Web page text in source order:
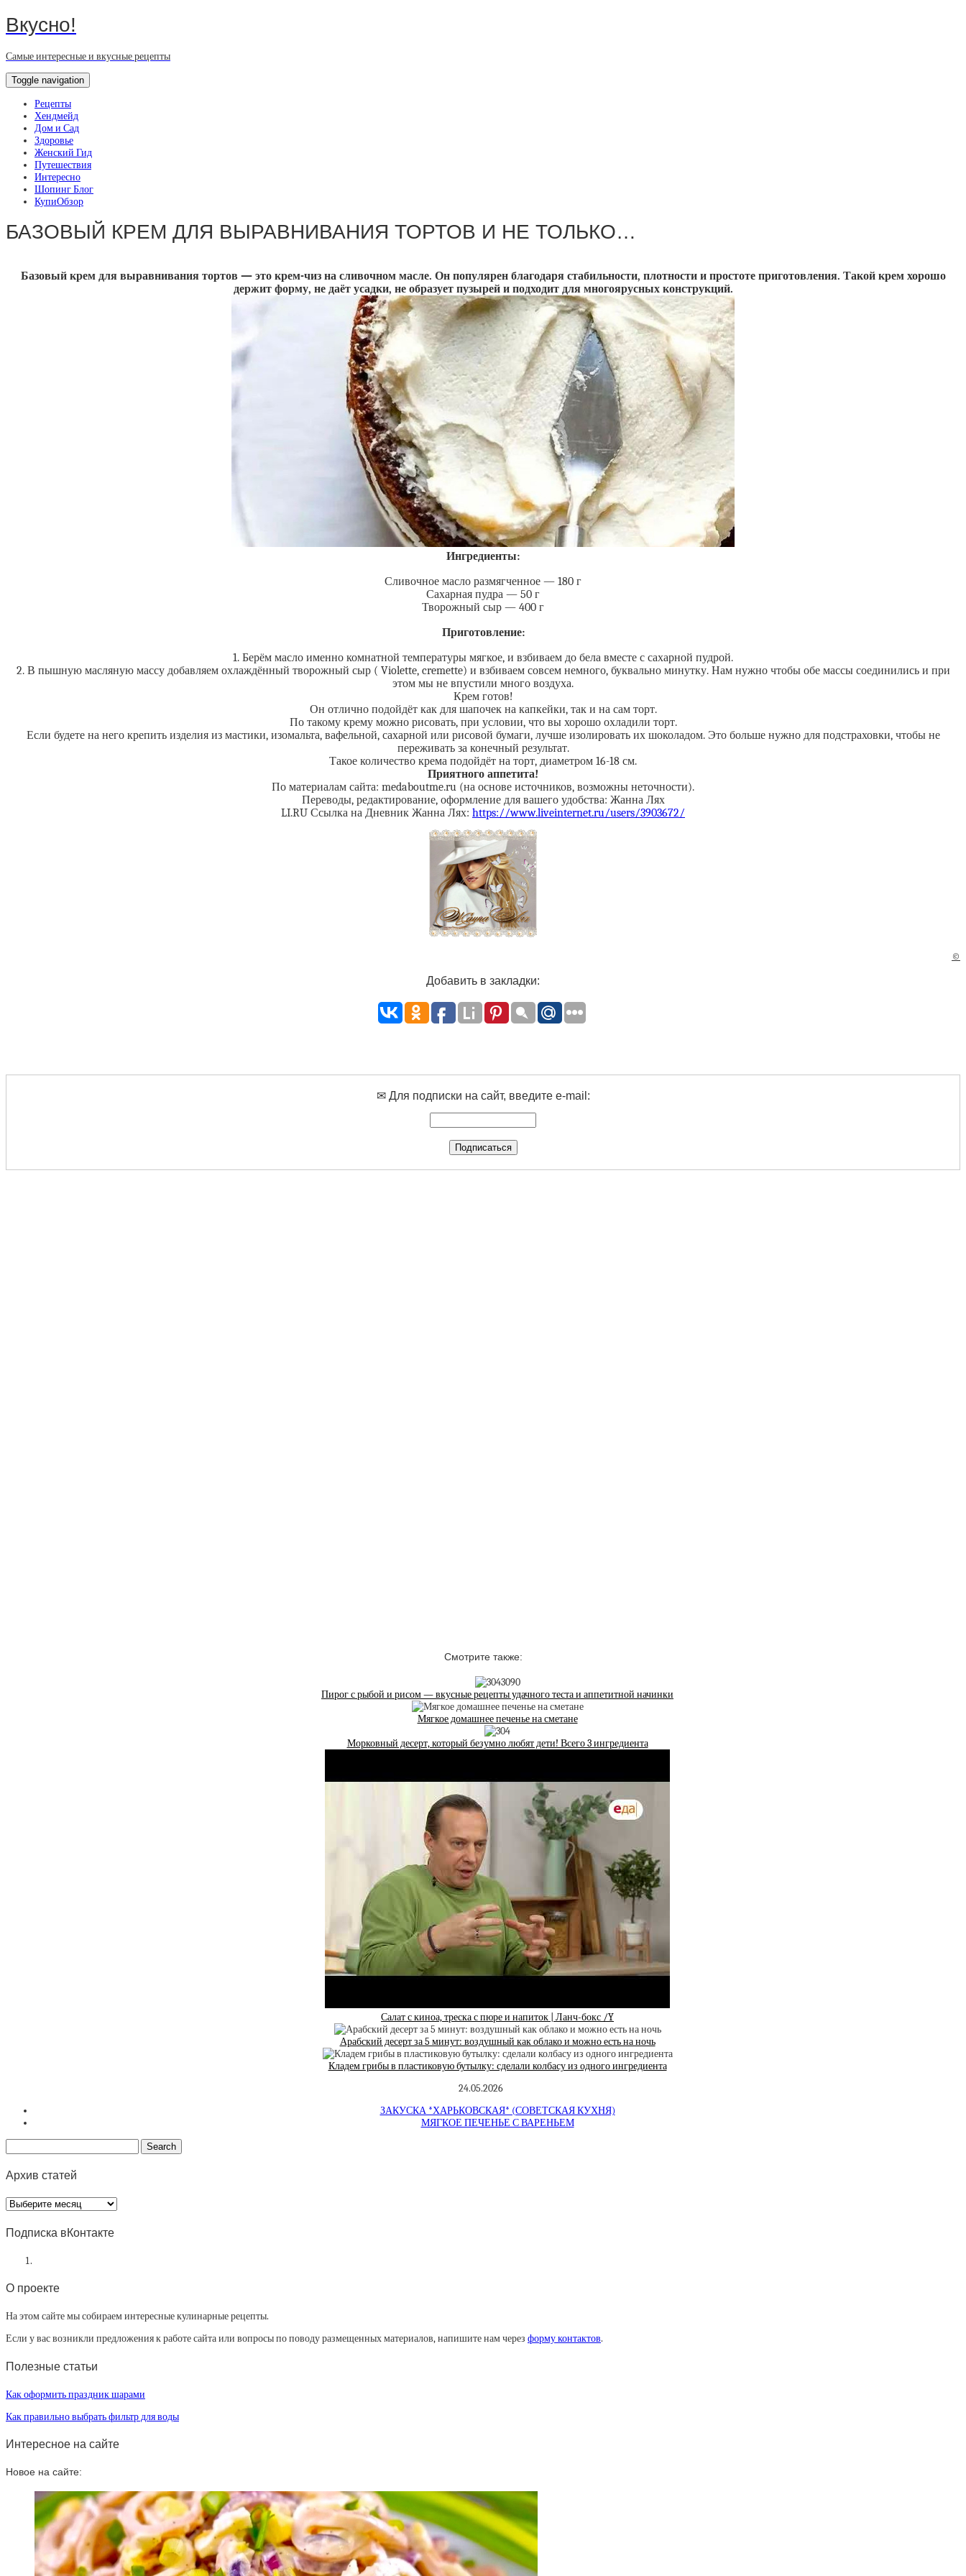
Вкусно!
Самые интересные и вкусные рецепты
Toggle navigation
Рецепты
Хендмейд
Дом и Сад
Здоровье
Женский Гид
Путешествия
Интересно
Шопинг Блог
КупиОбзор
БАЗОВЫЙ КРЕМ ДЛЯ ВЫРАВНИВАНИЯ ТОРТОВ И НЕ ТОЛЬКО…
Базовый крем для выравнивания тортов — это крем-чиз на сливочном масле. Он популярен благодаря стабильности, плотности и простоте приготовления. Такой крем хорошо
держит форму, не даёт усадки, не образует пузырей и подходит для многоярусных конструкций.
Ингредиенты:
Сливочное масло размягченное — 180 г
Сахарная пудра — 50 г
Творожный сыр — 400 г
Приготовление:
1. Берём масло именно комнатной температуры мягкое, и взбиваем до бела вместе с сахарной пудрой.
2. В пышную масляную массу добавляем охлаждённый творожный сыр ( Violette, cremette) и взбиваем совсем немного, буквально минутку. Нам нужно чтобы обе массы соединились и при
этом мы не впустили много воздуха.
Крем готов!
Он отлично подойдёт как для шапочек на капкейки, так и на сам торт.
По такому крему можно рисовать, при условии, что вы хорошо охладили торт.
Если будете на него крепить изделия из мастики, изомальта, вафельной, сахарной или рисовой бумаги, лучше изолировать их шоколадом. Это больше нужно для подстраховки, чтобы не
переживать за конечный результат.
Такое количество крема подойдёт на торт, диаметром 16-18 см.
Приятного аппетита!
По материалам сайта: medaboutme.ru (на основе источников, возможны неточности).
Переводы, редактирование, оформление для вашего удобства: Жанна Лях
LI.RU Ссылка на Дневник Жанна Лях: https://www.liveinternet.ru/users/3903672/
©
Добавить в закладки:
✉ Для подписки на сайт, введите e-mail:
Смотрите также:
Пирог с рыбой и рисом — вкусные рецепты удачного теста и аппетитной начинки
Мягкое домашнее печенье на сметане
Морковный десерт, который безумно любят дети! Всего 3 ингредиента
Салат с киноа, треска с пюре и напиток | Ланч-бокс /Y
Арабский десерт за 5 минут: воздушный как облако и можно есть на ночь
Кладем грибы в пластиковую бутылку: сделали колбасу из одного ингредиента
24.05.2026
ЗАКУСКА *ХАРЬКОВ­СКАЯ* (СОВЕТСКАЯ КУХНЯ)
МЯГКОЕ ПЕЧЕНЬЕ С ВАРЕНЬЕМ
Архив статей
Архив
статей
Подписка вКонтакте
О проекте
На этом сайте мы собираем интересные кулинарные рецепты.
Если у вас возникли предложения к работе сайта или вопросы по поводу размещенных материалов, напишите нам через форму контактов.
Полезные статьи
Как оформить праздник шарами
Как правильно выбрать фильтр для воды
Интересное на сайте
Новое на сайте: